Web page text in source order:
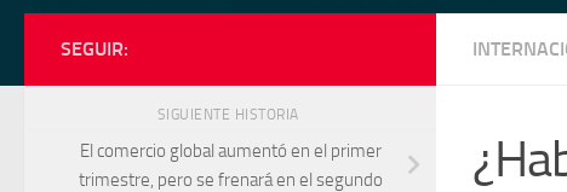
SEGUIR:
SIGUIENTE HISTORIA
El comercio global aumentó en el primer
trimestre, pero se frenará en el segundo